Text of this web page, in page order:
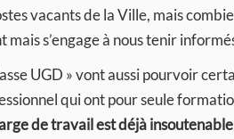
vacants de la Ville, mais
s’engage à nous tenir
UGD » vont aussi pourvoir
qui ont pour seule
de travail est déjà